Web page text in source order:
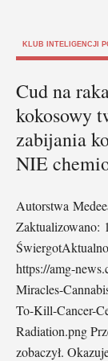
KLUB INTELIGENCJI
Cud na
kokosowy
zabijania
NIE
Autorstwa
Zaktualizowano:
https://amg-
Miracles-
To-Kill-Cancer-
Radiation.png
zobaczył.